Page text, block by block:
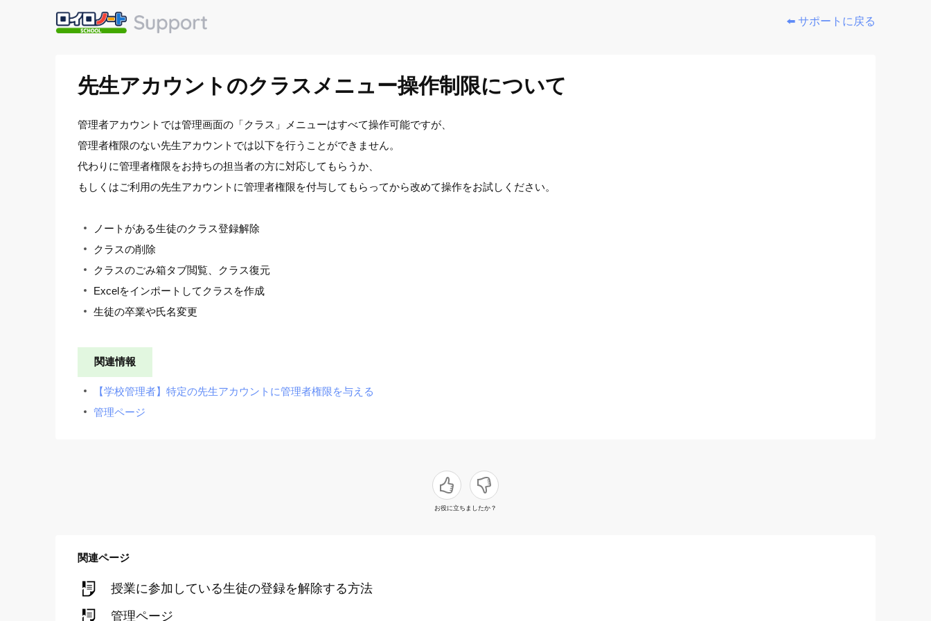
⬅️ サポートに戻る
先生アカウントのクラスメニュー操作制限について
管理者アカウントでは管理画面の「クラス」メニューはすべて操作可能ですが、
管理者権限のない先生アカウントでは以下を行うことができません。
代わりに管理者権限をお持ちの担当者の方に対応してもらうか、
もしくはご利用の先生アカウントに管理者権限を付与してもらってから改めて操作をお試しください。
ノートがある生徒のクラス登録解除
クラスの削除
クラスのごみ箱タブ閲覧、クラス復元
Excelをインポートしてクラスを作成
生徒の卒業や氏名変更
関連情報
【学校管理者】特定の先生アカウントに管理者権限を与える
管理ページ
お役に立ちましたか？
関連ページ
授業に参加している生徒の登録を解除する方法
管理ページ